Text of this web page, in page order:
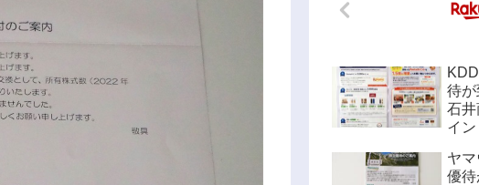
待
石
イ
ヤ
優待